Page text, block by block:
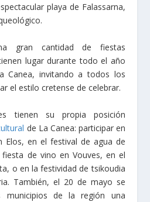
playa de Falassarna,
gran cantidad de fiestas
lugar durante todo el año
Canea, invitando a todos los
el estilo cretense de celebrar.
tienen su propia posición
de La Canea: participar en
Elos, en el festival de agua de
de vino en Vouves, en el
o en la festividad de tsikoudia
También, el 20 de mayo se
municipios de la región una